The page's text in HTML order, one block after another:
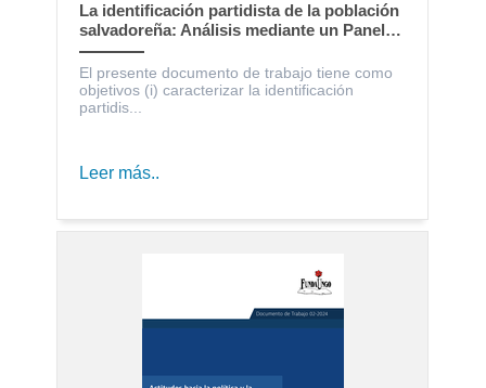
La identificación partidista de la población
salvadoreña: Análisis mediante un Panel
Electoral
El presente documento de trabajo tiene como
objetivos (i) caracterizar la identificación
partidis...
Leer más..